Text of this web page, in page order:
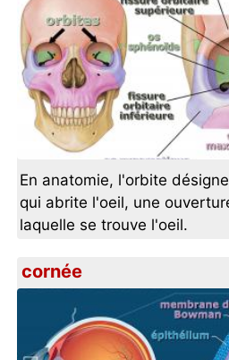
En anatomie, l'orbite
qui abrite l'oeil, une
laquelle se trouve l'oeil.
cornée